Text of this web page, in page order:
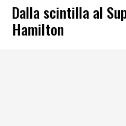
Dalla scintilla al
Hamilton